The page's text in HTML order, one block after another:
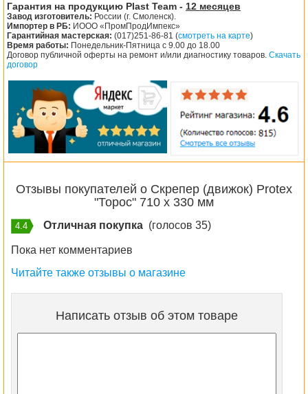
Гарантия на продукцию Plast Team - 12 месяцев
Завод изготовитель: России (г. Смоленск).
Импортер в РБ: ИООО «ПромПродИмпекс»
Гарантийная мастерская: (017)251-86-81 (смотреть на карте)
Время работы: Понедельник-Пятница с 9.00 до 18.00
Договор публичной оферты на ремонт и/или диагностику товаров. Скачать
договор
Отзывы покупателей о Скрепер (движок) Protex
"Торос" 710 х 330 мм
4.4 Отличная покупка (голосов 35)
Пока нет комментариев
Читайте также отзывы о магазине
Написать отзыв об этом товаре